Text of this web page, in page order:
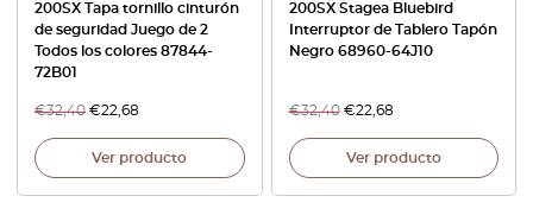
200SX Tapa tornillo cinturón
de seguridad Juego de 2
Todos los colores 87844-
72B01
€32,40 €22,68
Ver producto
200SX Stagea Bluebird
Interruptor de Tablero Tapón
Negro 68960-64J10
€32,40 €22,68
Ver producto